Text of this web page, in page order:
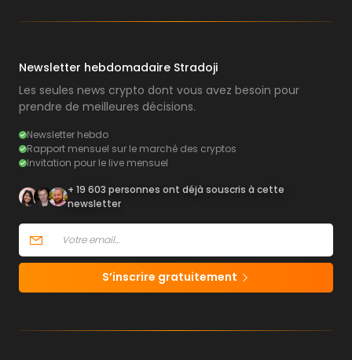
Newsletter hebdomadaire Stradoji
Les seules news crypto dont vous avez besoin pour
prendre de meilleures décisions.
Newsletter hebdo
Rapport mensuel sur le marché des cryptos
Invitation pour le live mensuel
+ 19 603 personnes ont déjà souscris à cette
newsletter
S’inscrire gratuitement